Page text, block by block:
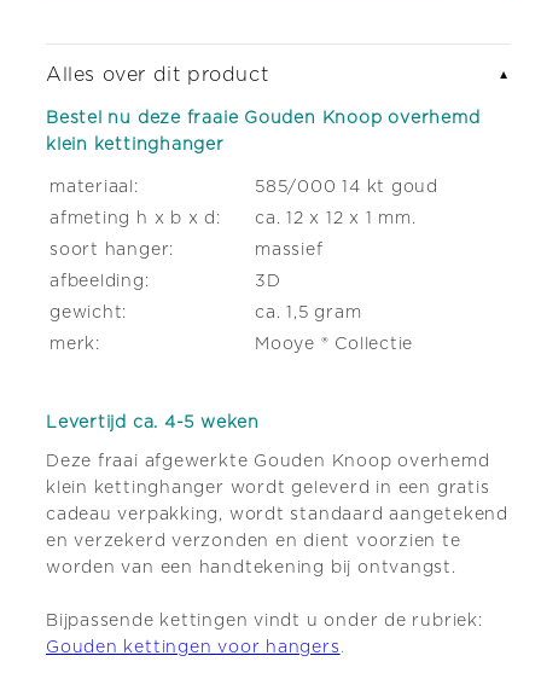
klein
kettinghanger
klein
kettinghanger
Alles over dit product ▼
Bestel nu deze fraaie Gouden Knoop overhemd
klein kettinghanger
materiaal:
585/000 14 kt goud
afmeting h x b x d:
ca. 12 x 12 x 1 mm.
soort hanger:
massief
afbeelding:
3D
gewicht:
ca. 1,5 gram
merk:
Mooye ® Collectie
Levertijd ca. 4-5 weken
Deze fraai afgewerkte Gouden Knoop overhemd
klein kettinghanger wordt geleverd in een gratis
cadeau verpakking, wordt standaard aangetekend
en verzekerd verzonden en dient voorzien te
worden van een handtekening bij ontvangst.
Bijpassende kettingen vindt u onder de rubriek:
Gouden kettingen voor hangers .